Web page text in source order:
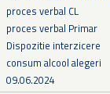
proces verbal CL
proces verbal Primar
Dispozitie interzicere
consum alcool alegeri
09.06.2024